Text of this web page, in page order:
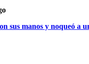
sus manos y noqueó a